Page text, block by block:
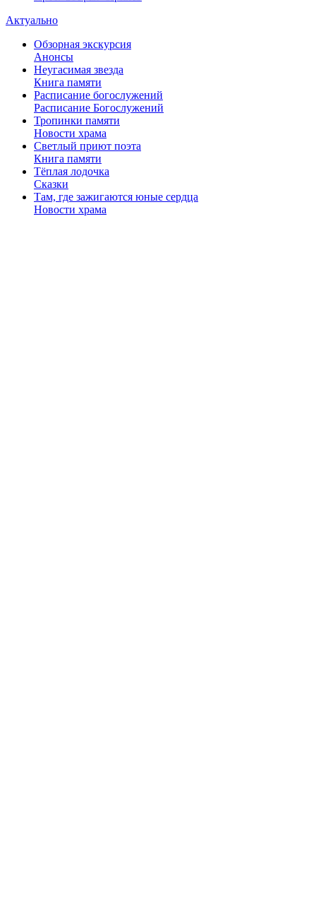
Актуально
Обзорная экскурсия
Анонсы
Неугасимая звезда
Книга памяти
Расписание богослужений
Расписание Богослужений
Тропинки памяти
Новости храма
Светлый приют поэта
Книга памяти
Тёплая лодочка
Сказки
Там, где зажигаются юные сердца
Новости храма